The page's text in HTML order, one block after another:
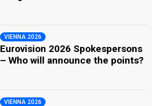
VIENNA 2026
Eurovision 2026 Spokespersons
– Who will announce the points?
VIENNA 2026